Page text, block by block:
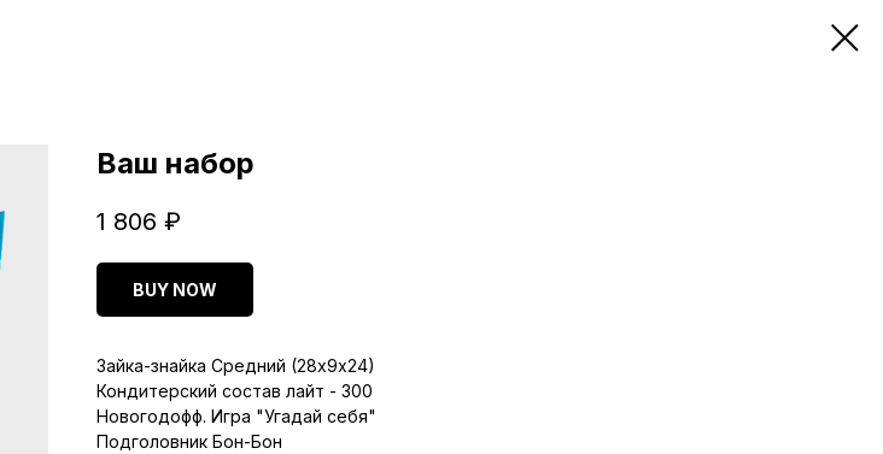
Ваш набор
1 806 ₽
BUY NOW
Зайка-знайка Средний (28х9х24)
Кондитерский состав лайт - 300
Новогодофф. Игра "Угадай себя"
Подголовник Бон-Бон